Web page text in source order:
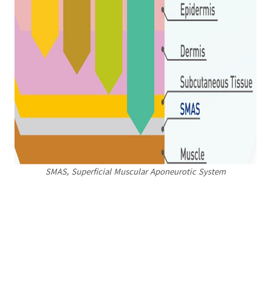
SMAS, Superficial Muscular Aponeurotic System